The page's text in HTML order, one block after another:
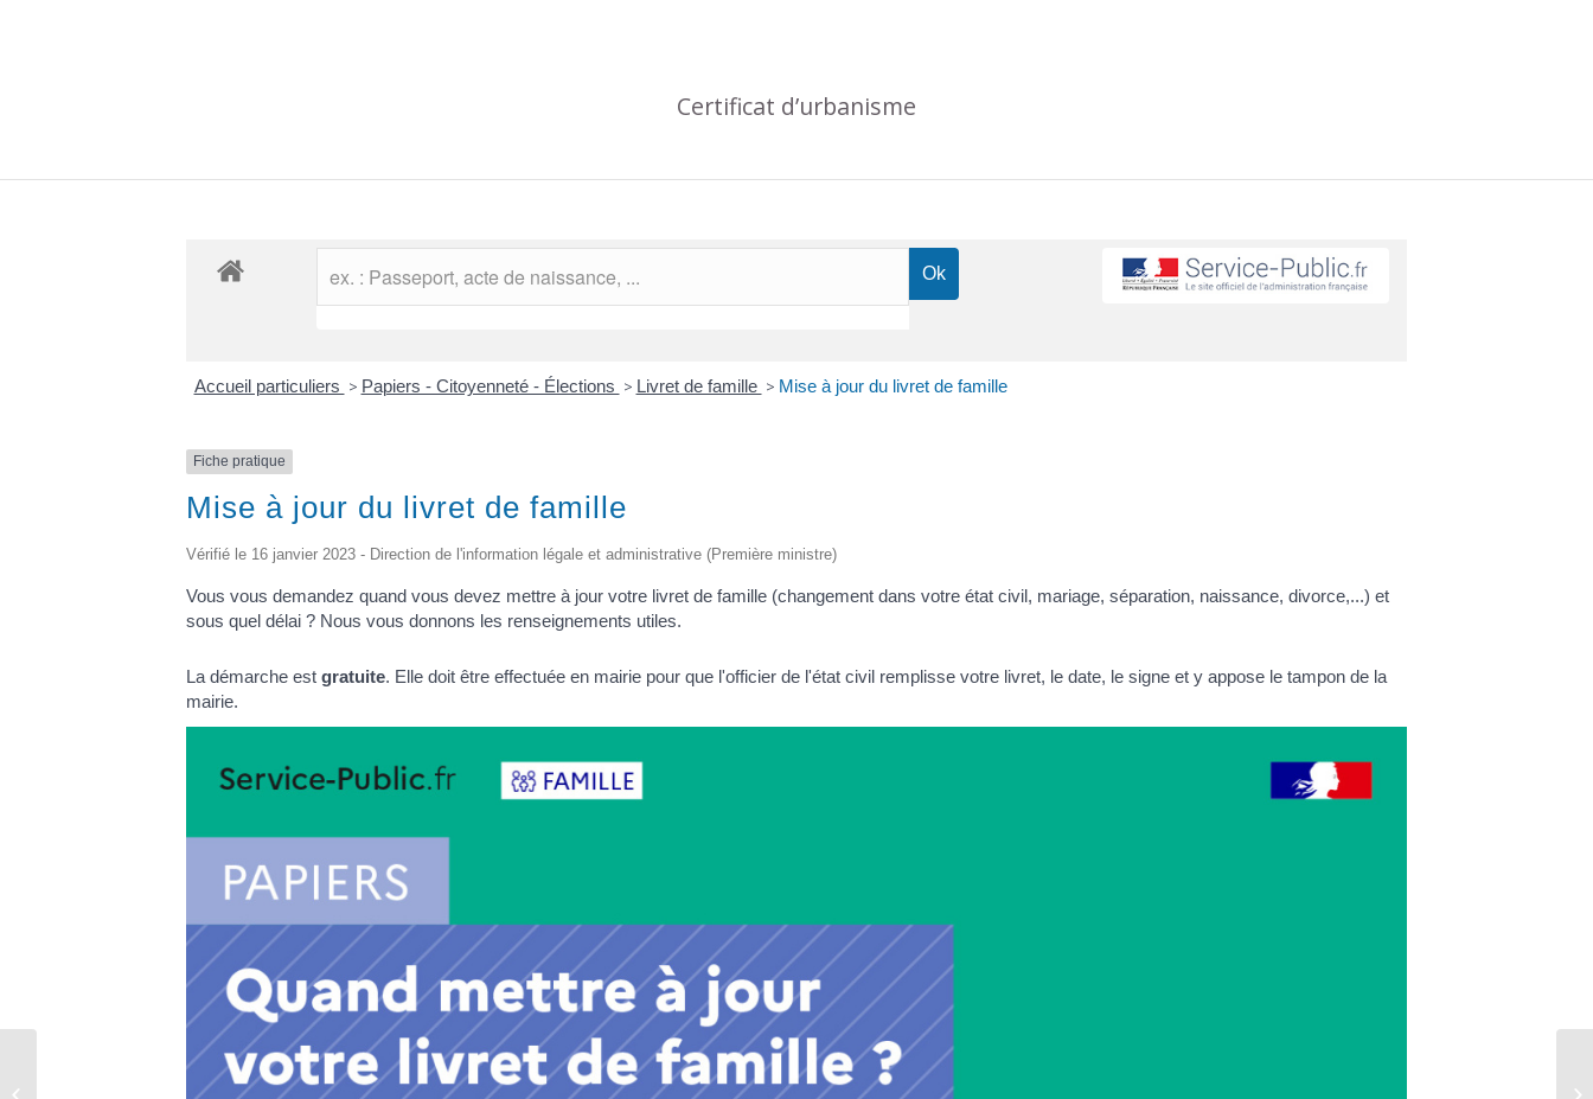
Certificat d’urbanisme
Accueil particuliers > Papiers - Citoyenneté - Élections > Livret de famille > Mise à jour du livret de famille
Fiche pratique
Mise à jour du livret de famille
Vérifié le 16 janvier 2023 - Direction de l'information légale et administrative (Première ministre)
Vous vous demandez quand vous devez mettre à jour votre livret de famille (changement dans votre état civil, mariage, séparation, naissance, divorce,...) et
sous quel délai ? Nous vous donnons les renseignements utiles.
La démarche est gratuite. Elle doit être effectuée en mairie pour que l'officier de l'état civil remplisse votre livret, le date, le signe et y appose le tampon de la
mairie.
Comptes rendus des conseils